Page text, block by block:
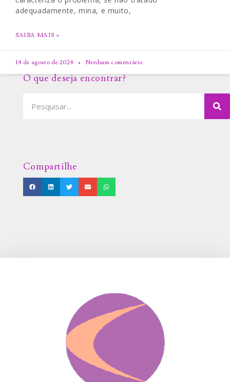
adequadamente, mina, e muito,
SAIBA MAIS »
14 de agosto de 2024 Nenhum comentário
O que deseja encontrar?
Compartilhe